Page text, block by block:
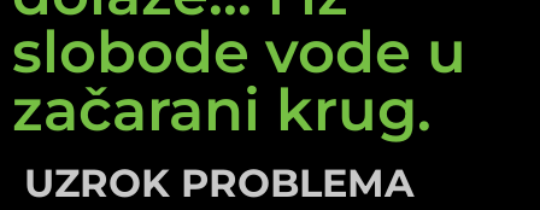
slobode vode u
začarani krug.
UZROK PROBLEMA